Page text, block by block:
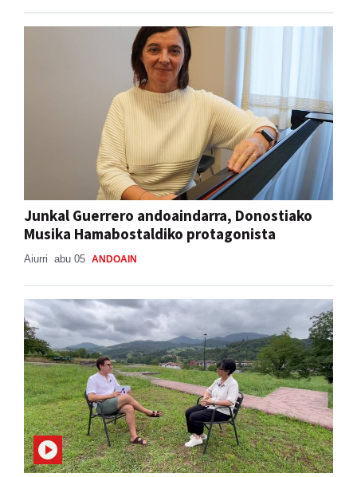
Junkal Guerrero andoaindarra, Donostiako
Musika Hamabostaldiko protagonista
Aiurri abu 05 ANDOAIN